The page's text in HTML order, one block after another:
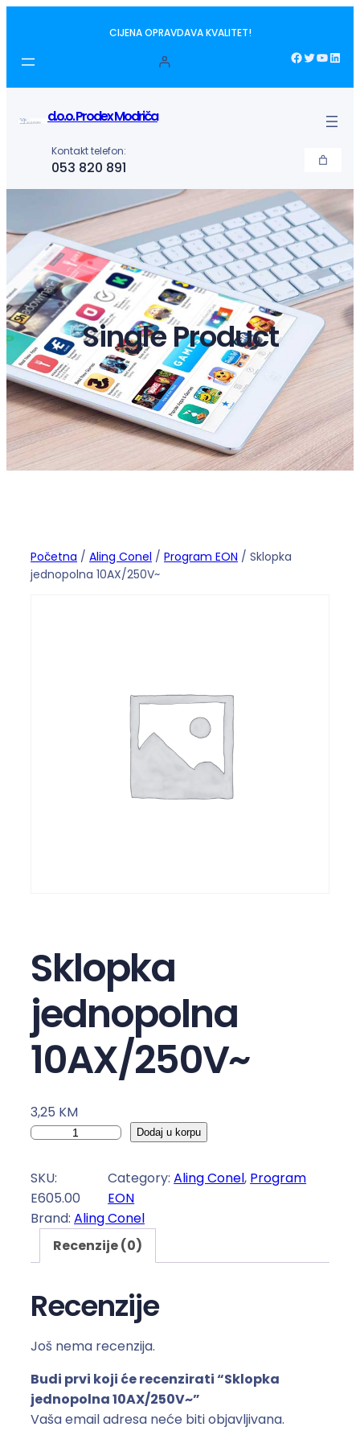
sadržaj
CIJENA OPRAVDAVA KVALITET!
Facebook Twitter YouTube LinkedIn
d.o.o. Prodex Modriča
Kontakt telefon:
053 820 891
Single Product
Početna / Aling Conel / Program EON / Sklopka
jednopolna 10AX/250V~
Sklopka
jednopolna
10AX/250V~
3,25 KM
S
l
o
p
e
d
o
p
o
l
Dodaj u korpu
SKU:
E605.00
Category:Aling Conel, Program
EON
Brand: Aling Conel
Recenzije (0)
Recenzije
Još nema recenzija.
Budi prvi koji će recenzirati “Sklopka
jednopolna 10AX/250V~”
Vaša email adresa neće biti objavljivana.